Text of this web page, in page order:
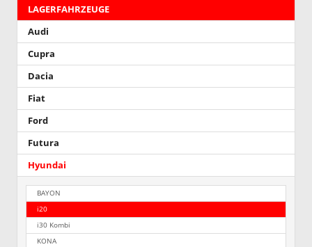
LAGERFAHRZEUGE
Audi
Cupra
Dacia
Fiat
Ford
Futura
Hyundai
BAYON
i20
i30 Kombi
KONA